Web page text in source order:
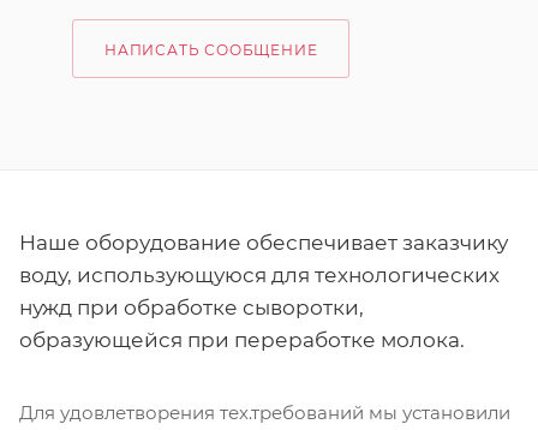
НАПИСАТЬ СООБЩЕНИЕ
Наше оборудование обеспечивает заказчику
воду, использующуюся для технологических
нужд при обработке сыворотки,
образующейся при переработке молока.
Для удовлетворения тех.требований мы установили